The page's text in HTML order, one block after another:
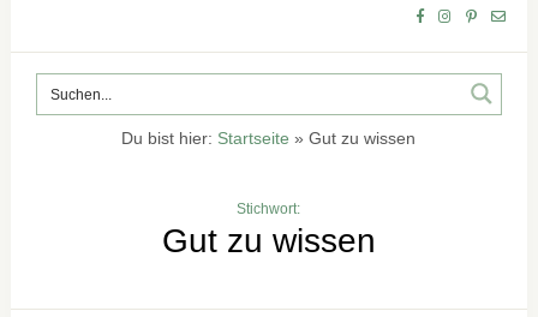
Du bist hier: Startseite »Gut zu wissen
Stichwort:
Gut zu wissen